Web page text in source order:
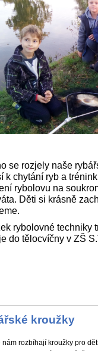
se rozjely naše
k chytání ryb a
rybolovu na
Děti si krásně
rybolovné techniky
do tělocvíčny v ZŠ
kroužky
nám rozbíhají kroužky pro